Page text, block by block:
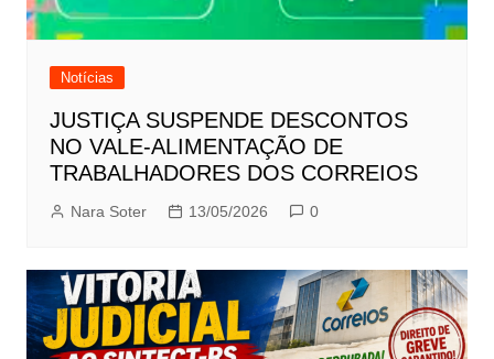
Notícias
JUSTIÇA SUSPENDE DESCONTOS
NO VALE-ALIMENTAÇÃO DE
TRABALHADORES DOS CORREIOS
Nara Soter 13/05/2026 0